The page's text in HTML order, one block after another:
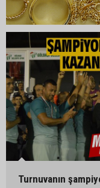
Turnuvanın